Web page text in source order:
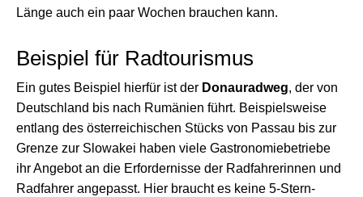
Länge auch ein paar Wochen brauchen kann.
Beispiel für Radtourismus
Ein gutes Beispiel hierfür ist der Donauradweg, der von
Deutschland bis nach Rumänien führt. Beispielsweise
entlang des österreichischen Stücks von Passau bis zur
Grenze zur Slowakei haben viele Gastronomiebetriebe
ihr Angebot an die Erfordernisse der Radfahrerinnen und
Radfahrer angepasst. Hier braucht es keine 5-Stern-